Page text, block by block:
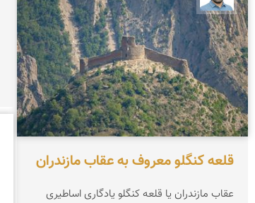
قلعه کنگلو معروف به عقاب مازندران
عقاب مازندران یا قلعه کنگلو یادگاری اساطیری